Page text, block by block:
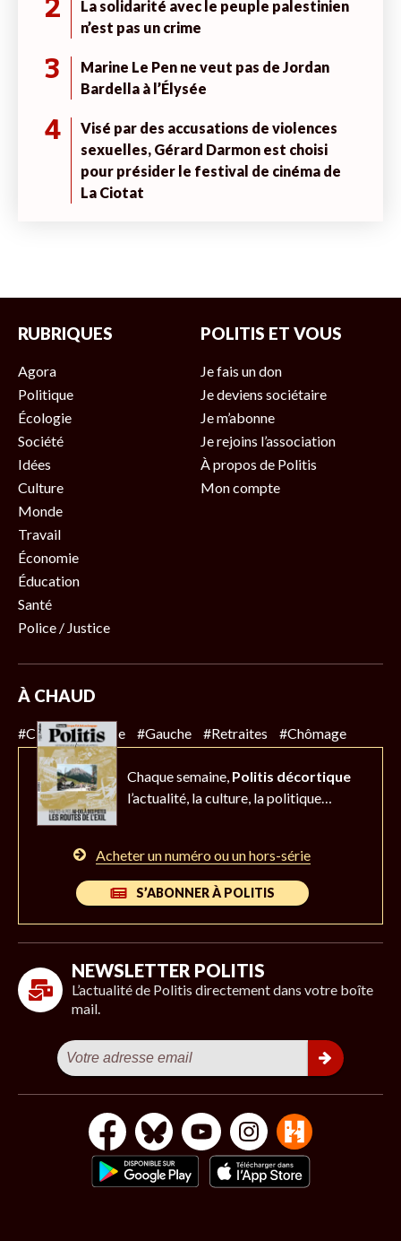
La solidarité avec le peuple palestinien
n’est pas un crime
3
Marine Le Pen ne veut pas de Jordan
Bardella à l’Élysée
4
Visé par des accusations de violences
sexuelles, Gérard Darmon est choisi
pour présider le festival de cinéma de
La Ciotat
RUBRIQUES
Agora
Politique
Écologie
Société
Idées
Culture
Monde
Travail
Économie
Éducation
Santé
Police / Justice
POLITIS ET VOUS
Je fais un don
Je deviens sociétaire
Je m’abonne
Je rejoins l’association
À propos de Politis
Mon compte
À CHAUD
#Climat #Police #Gauche #Retraites #Chômage
Chaque semaine, Politis décortique
l’actualité, la culture, la politique…
Acheter un numéro ou un hors-série
S’ABONNER À POLITIS
NEWSLETTER POLITIS
L’actualité de Politis directement dans votre boîte
mail.